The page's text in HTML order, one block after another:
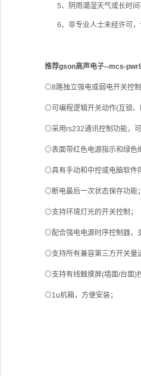
5、阴雨潮湿天气或长时间
6、非专业人士未经许可，
推荐gson高声电子--mcs-
◎8路独立强电或弱电开关控制
◎可编程逻辑开关动作(互锁、
◎采用rs232通讯控制功能，可
◎表面带红色电源指示和绿色
◎具有手动和中控或电脑软件
◎断电最后一次状态保存功能；
◎支持环境灯光的开关控制；
◎配合强电电源时序控制器，
◎支持所有兼容第三方开关量
◎支持有线触摸屏(墙面/台面)
◎1u机箱，方便安装；